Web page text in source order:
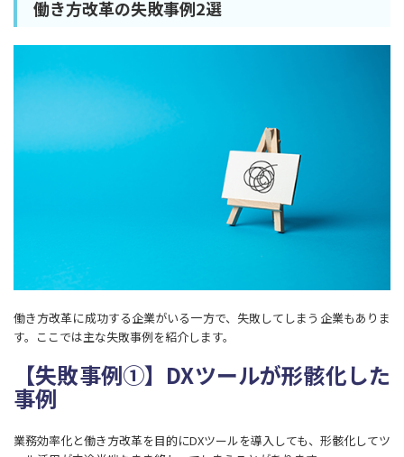
​​働き方改革の失敗事例2選
働き方改革に成功する企業がいる一方で、失敗してしまう企業もありま
す。ここでは主な失敗事例を紹介します。
【失敗事例①】DXツールが形骸化した
事例
業務効率化と働き方改革を目的にDXツールを導入しても、形骸化してツ